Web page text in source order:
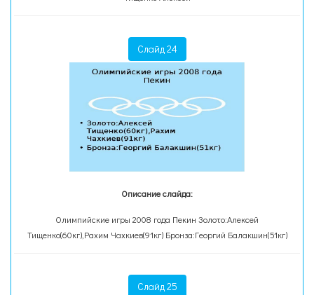
Слайд 24
Описание слайда:
Олимпийские игры 2008 года Пекин Золото:Алексей
Тищенко(60кг),Рахим Чахкиев(91кг) Бронза:Георгий Балакшин(51кг)
Слайд 25